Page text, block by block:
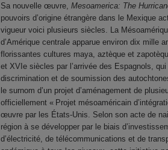
Sa nouvelle œuvre, Mesoamerica: The
pouvoirs d’origine étrangère dans le Mexique
vigueur voici plusieurs siècles. La
d’Amérique centrale apparue environ dix mille
florissantes cultures maya, aztèque et
et XVIe siècles par l’arrivée des Espagnols,
discrimination et de soumission des
le surnom d’un projet d’aménagement de
officiellement « Projet mésoaméricain
œuvre par les États-Unis. Selon son acte de
région à se développer par le biais
d’électricité, de télécommunications et de